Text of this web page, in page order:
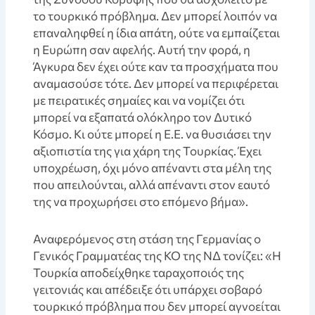
το τουρκικό πρόβλημα. Δεν μπορεί λοιπόν να
επαναληφθεί η ίδια απάτη, ούτε να εμπαίζεται
η Ευρώπη σαν αφελής. Αυτή την φορά, η
Άγκυρα δεν έχει ούτε καν τα προσχήματα που
αναμασούσε τότε. Δεν μπορεί να περιφέρεται
με πειρατικές σημαίες και να νομίζει ότι
μπορεί να εξαπατά ολόκληρο τον Δυτικό
Κόσμο. Κι ούτε μπορεί η Ε.Ε. να θυσιάσει την
αξιοπιστία της για χάρη της Τουρκίας. Έχει
υποχρέωση, όχι μόνο απέναντι στα μέλη της
που απειλούνται, αλλά απέναντι στον εαυτό
της να προχωρήσει στο επόμενο βήμα».
Αναφερόμενος στη στάση της Γερμανίας ο
Γενικός Γραμματέας της ΚΟ της ΝΔ τονίζει: «Η
Τουρκία αποδείχθηκε ταραχοποιός της
γειτονιάς και απέδειξε ότι υπάρχει σοβαρό
τουρκικό πρόβλημα που δεν μπορεί αγνοείται